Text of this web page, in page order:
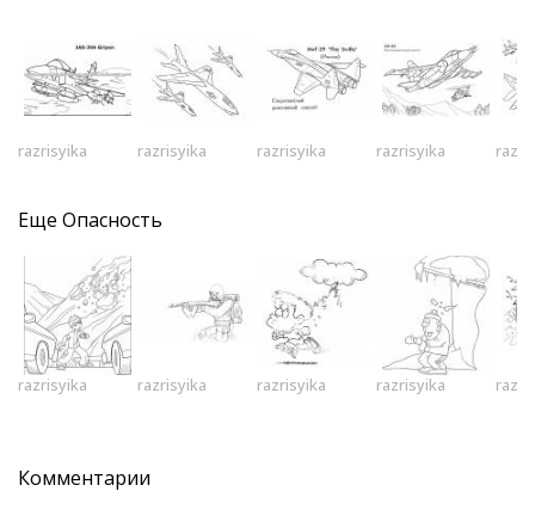
razrisyika razrisyika razrisyika razrisyika
Еще Опасность
razrisyika razrisyika razrisyika razrisyika
Комментарии